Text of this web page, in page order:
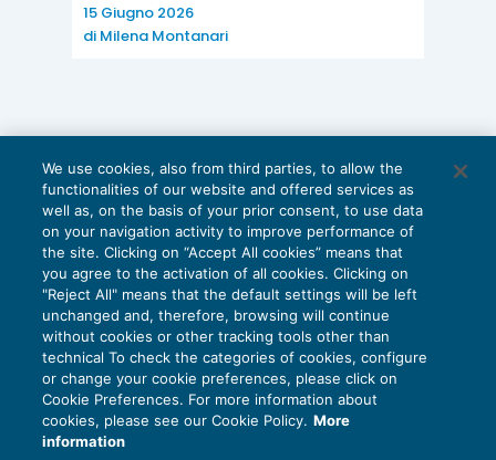
15 Giugno 2026
di Milena Montanari
Privacy Policy
Cookie Policy
We use cookies, also from third parties, to allow the
functionalities of our website and offered services as
well as, on the basis of your prior consent, to use data
on your navigation activity to improve performance of
the site. Clicking on “Accept All cookies” means that
you agree to the activation of all cookies. Clicking on
"Reject All" means that the default settings will be left
unchanged and, therefore, browsing will continue
without cookies or other tracking tools other than
technical To check the categories of cookies, configure
or change your cookie preferences, please click on
Cookie Preferences. For more information about
cookies, please see our Cookie Policy. More
information